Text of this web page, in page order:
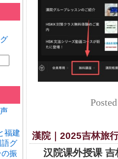
福建
グ
振
漢院｜2025吉林旅
汉院课外授课